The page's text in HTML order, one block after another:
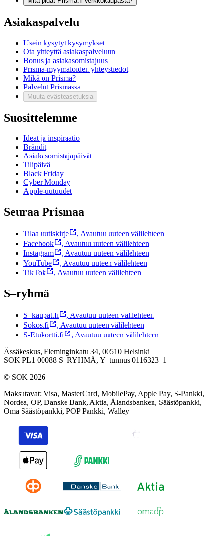
Asiakaspalvelu
Usein kysytyt kysymykset
Ota yhteyttä asiakaspalveluun
Bonus ja asiakasomistajuus
Prisma-myymälöiden yhteystiedot
Mikä on Prisma?
Palvelut Prismassa
Muuta evästeasetuksia
Suosittelemme
Ideat ja inspiraatio
Brändit
Asiakasomistajapäivät
Tilipäivä
Black Friday
Cyber Monday
Apple-uutuudet
Seuraa Prismaa
Tilaa uutiskirje , Avautuu uuteen välilehteen
Facebook
, Avautuu uuteen välilehteen
Instagram
, Avautuu uuteen välilehteen
YouTube
, Avautuu uuteen välilehteen
TikTok
, Avautuu uuteen välilehteen
S–ryhmä
S–kaupat.fi , Avautuu uuteen välilehteen
Sokos.fi
, Avautuu uuteen välilehteen
S-Etukortti.fi
, Avautuu uuteen välilehteen
Ässäkeskus, Fleminginkatu 34, 00510 Helsinki
SOK PL1 00088 S–RYHMÄ, Y–tunnus 0116323–1
© SOK 2026
Maksutavat: Visa, MasterCard, MobilePay, Apple Pay, S-Pankki,
Nordea, OP, Danske Bank, Aktia, Ålandsbanken, Säästöpankki,
Oma Säästöpankki, POP Pankki, Walley